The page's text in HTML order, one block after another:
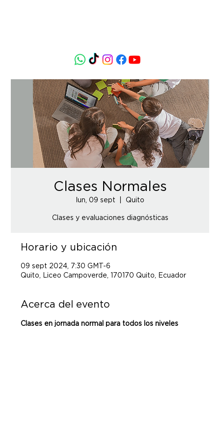
Clases Normales
lun, 09 sept Quito
Clases y evaluaciones diagnósticas
Horario y ubicación
09 sept 2024, 7:30 GMT-6
Quito, Liceo Campoverde, 170170 Quito, Ecuador
Acerca del evento
Clases en jornada normal para todos los niveles